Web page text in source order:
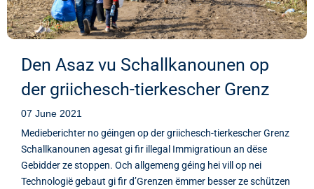
Den Asaz vu Schallkanounen op
der griichesch-tierkescher Grenz
07 June 2021
Medieberichter no géingen op der griichesch-tierkescher Grenz
Schallkanounen agesat gi fir illegal Immigratioun an dëse
Gebidder ze stoppen. Och allgemeng géing hei vill op nei
Technologië gebaut gi fir d’Grenzen ëmmer besser ze schützen